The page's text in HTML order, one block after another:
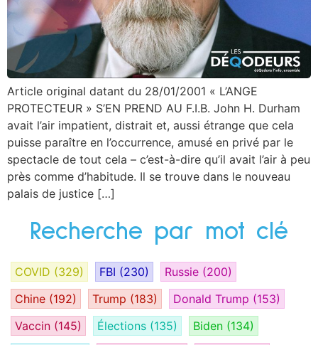
Article original datant du 28/01/2001 « L’ANGE
PROTECTEUR » S’EN PREND AU F.I.B. John H. Durham
avait l’air impatient, distrait et, aussi étrange que cela
puisse paraître en l’occurrence, amusé en privé par le
spectacle de tout cela – c’est-à-dire qu’il avait l’air à peu
près comme d’habitude. Il se trouve dans le nouveau
palais de justice […]
Recherche par mot clé
COVID (329) FBI (230) Russie (200)
Chine (192) Trump (183) Donald Trump (153)
Vaccin (145) Élections (135) Biden (134)